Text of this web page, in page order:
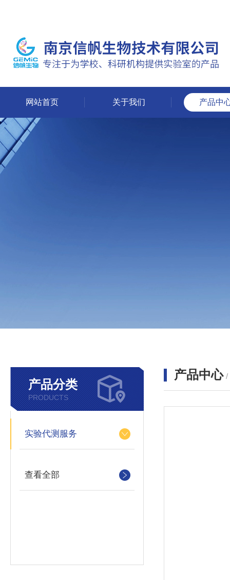
网站首页 关于我们 产品中
产品分类
PRODUCTS
实验代测服务
查看全部
产品中心 /